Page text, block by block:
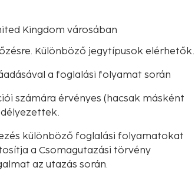
Kingdom városában
Különböző jegytípusok elérhetők.
a foglalási folyamat során
számára érvényes (hacsak másként
különböző foglalási folyamatokat
a Csomagutazási törvény
az utazás során.